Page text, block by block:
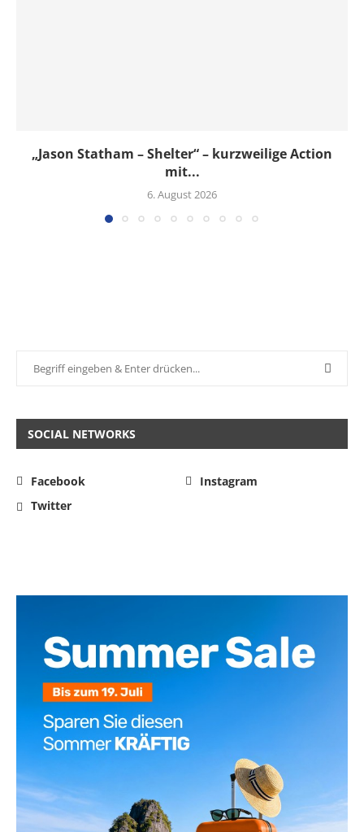
„Jason Statham – Shelter“ – kurzweilige Action
mit...
6. August 2026
SOCIAL NETWORKS
Facebook
Instagram
Twitter